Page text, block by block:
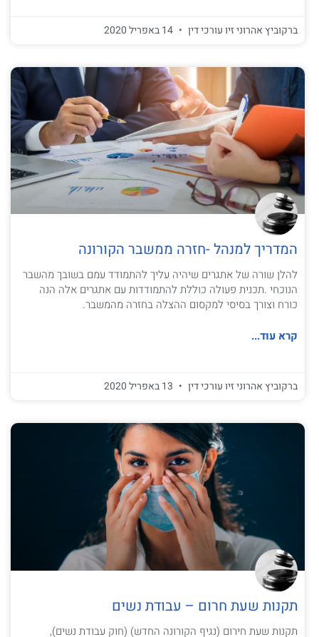
ברקוביץ אהרוני זיו עורכי דין
המדריך למנהל -חזרה ממשבר הקורונה
להלן שורה של אתגרים שיהיה עליך להתמודד עמם בשובך מהשבר
הנוכחי .תכנית פעולה כוללת להתמודדות עם אתגרים אלה הנה
כורח וצורך בסיסי למקסום ההצלה בחזרה מהמשבר.
קרא עוד...
ברקוביץ אהרוני זיו עורכי דין
תקנות שעת חרום – עבודת נשים
תקנות שעת חירום (נגיף הקורונה החדש) (חוק עבודת נשים),